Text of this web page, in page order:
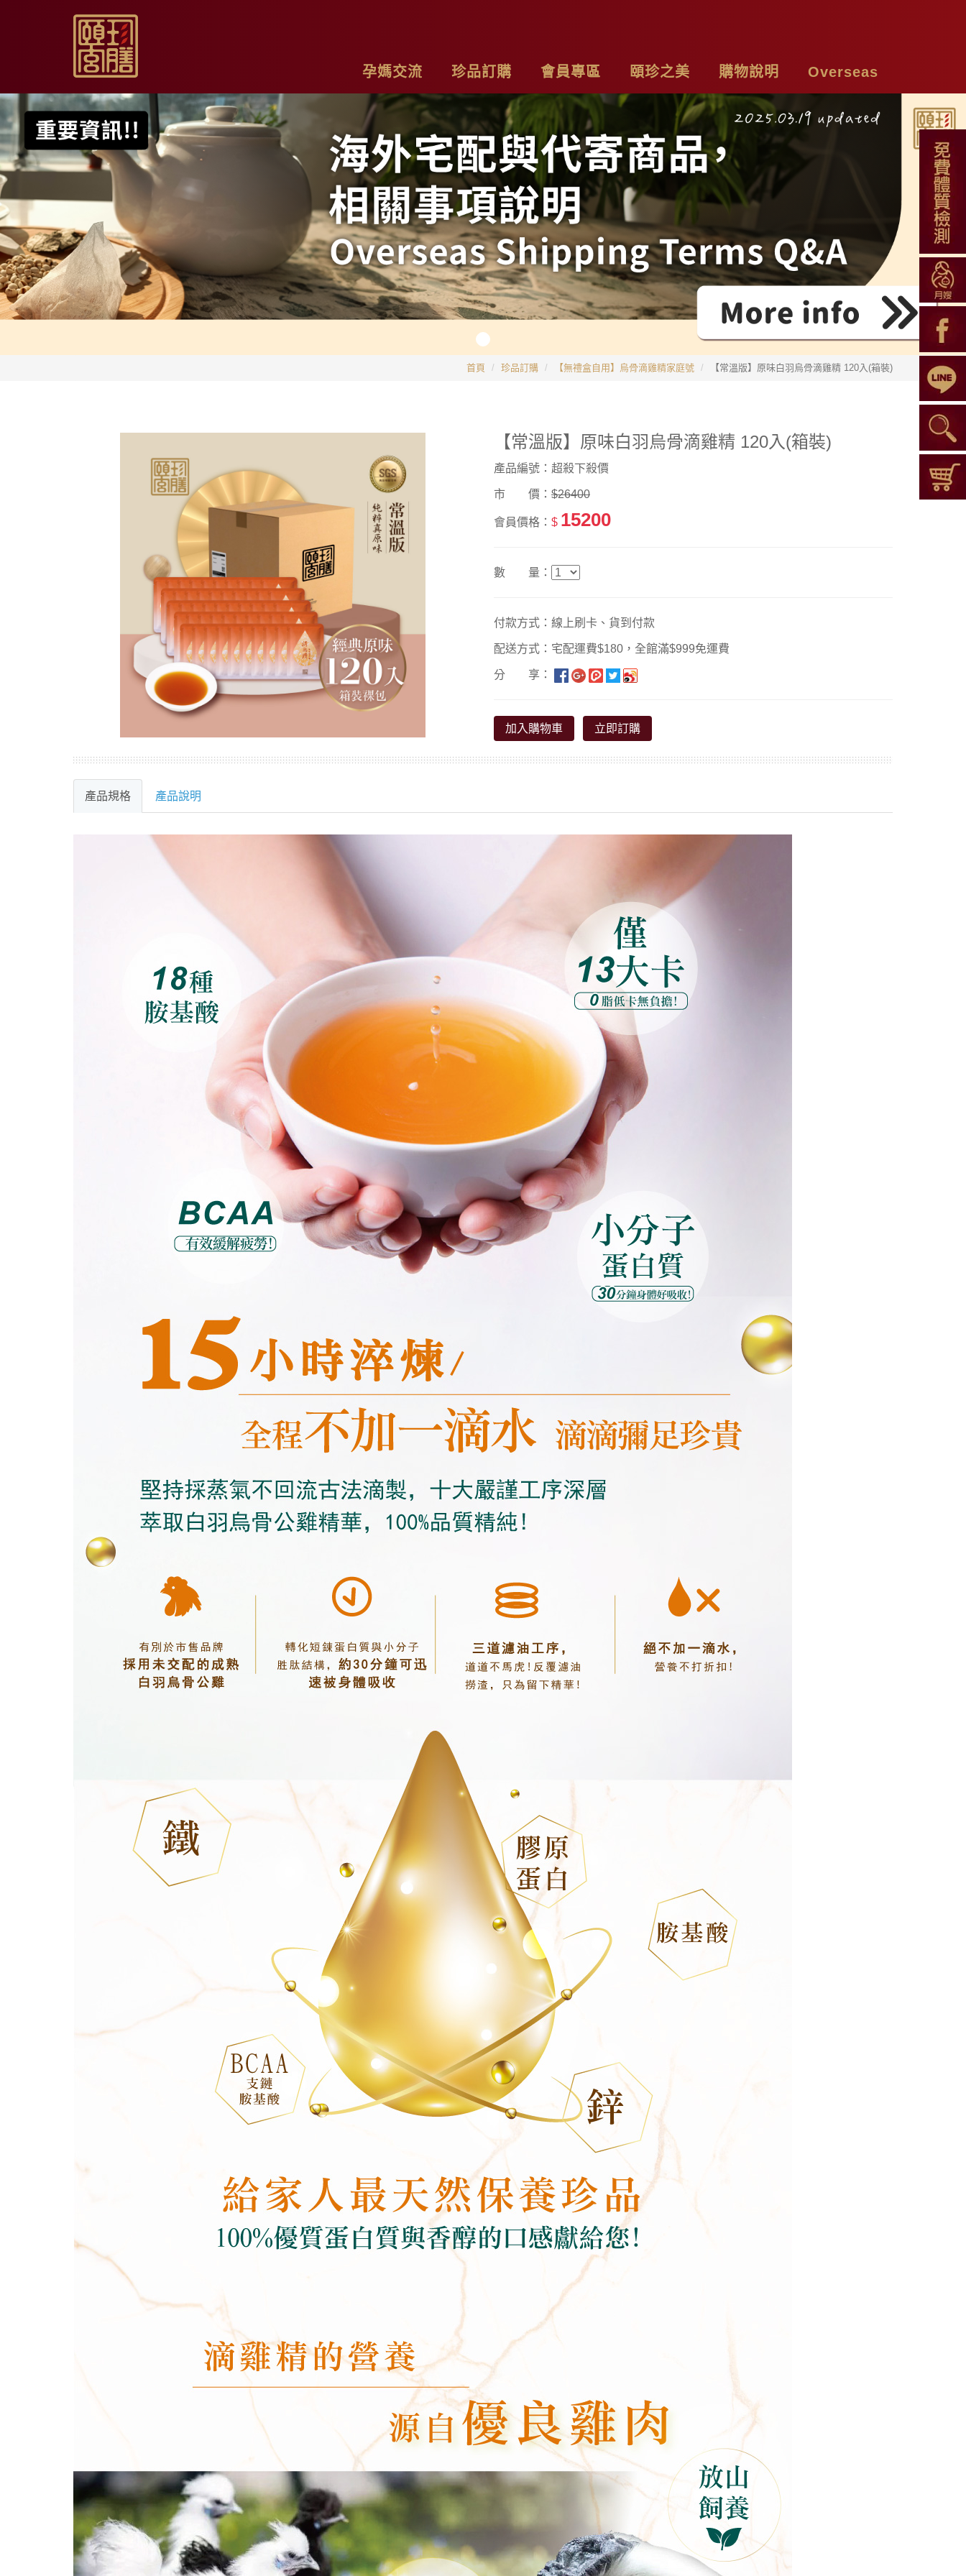
孕媽交流
最新消息
專欄作家
影片分享
珍品訂購
【限時促銷】玫瑰夏日亮麗計畫
【居家月子DIY】坐月子料理食材套組
【日常飲用】東方草本茶系列
【家庭食養】漢方藥膳燉包系列
【伴手送禮】烏骨滴雞精禮盒
【無禮盒自用】烏骨滴雞精家庭號
【海外購物Oversea】滴雞精、30日坐月子調養套組
會員專區
基本資料
購物車
我的訂單
頤珍之美
品牌故事
聯絡我們
隱私權聲明
購物說明
購物須知
付款方式
配送方式
常見問題
退換貨說明
Overseas
Chicken Essence
Tea Bags
Soup Blend
Functional Herbal Tea
首頁 珍品訂購 【無禮盒自用】烏骨滴雞精家庭號 【常溫版】原味白羽烏骨滴雞精 120入(箱裝)
【常溫版】原味白羽烏骨滴雞精 120入(箱裝)
產品編號：超殺下殺價
市 價： $26400
會員價格： $ 15200
數 量：
付款方式：線上刷卡、貨到付款
配送方式：宅配運費$180，全館滿$999免運費
分 享：
加入購物車 立即訂購
產品規格 產品說明